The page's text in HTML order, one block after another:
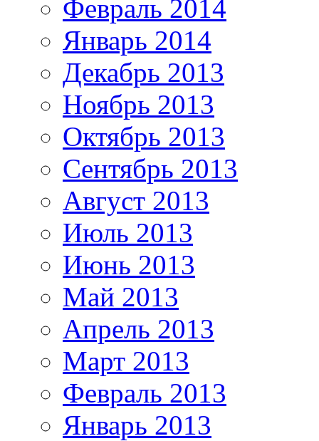
Февраль 2014
Январь 2014
Декабрь 2013
Ноябрь 2013
Октябрь 2013
Сентябрь 2013
Август 2013
Июль 2013
Июнь 2013
Май 2013
Апрель 2013
Март 2013
Февраль 2013
Январь 2013